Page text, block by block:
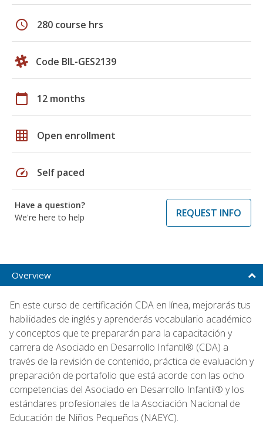
schedule 280 course hrs
Code BIL-GES2139
calendar_today 12 months
grid_on Open enrollment
speed Self paced
Have a question?
We're here to help
REQUEST INFO
Overview
En este curso de certificación CDA en línea, mejorarás tus
habilidades de inglés y aprenderás vocabulario académico
y conceptos que te prepararán para la capacitación y
carrera de Asociado en Desarrollo Infantil® (CDA) a
través de la revisión de contenido, práctica de evaluación y
preparación de portafolio que está acorde con las ocho
competencias del Asociado en Desarrollo Infantil® y los
estándares profesionales de la Asociación Nacional de
Educación de Niños Pequeños (NAEYC).